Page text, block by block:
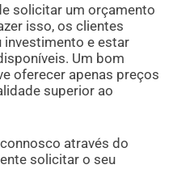
solicitar um orçamento
isso, os clientes
investimento e estar
Um bom
oferecer apenas preços
superior ao
através do
solicitar o seu